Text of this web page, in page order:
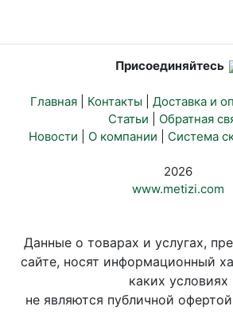
Присоединяйтесь
Главная Контакты Доставка и
Статьи
Обратная
Новости
О компании Система
2026
www.metizi.com
Данные о товарах и услугах,
сайте, носят информационный
каких условиях
не являются публичной